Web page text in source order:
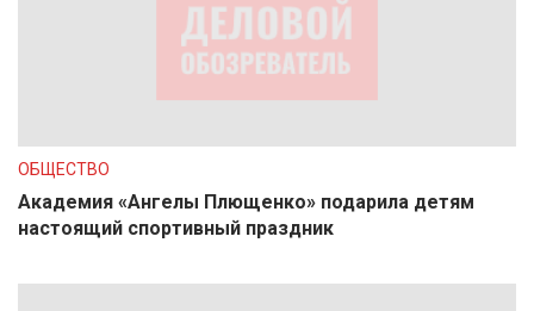
ОБЩЕСТВО
Академия «Ангелы Плющенко» подарила детям
настоящий спортивный праздник